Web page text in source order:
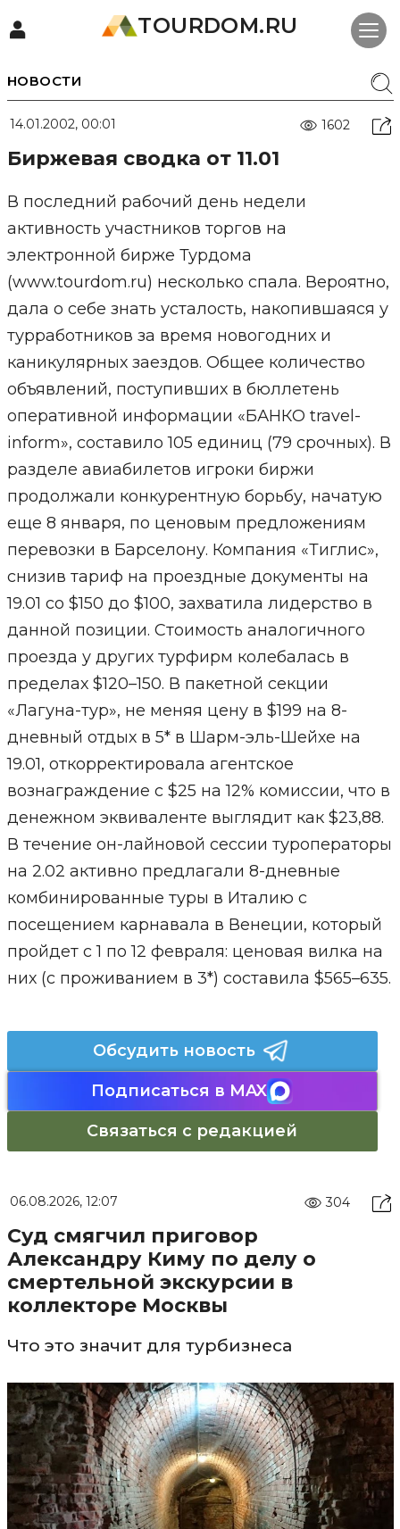
TOURDOM.RU
НОВОСТИ
14.01.2002, 00:01 1602
Биржевая сводка от 11.01
В последний рабочий день недели
активность участников торгов на
электронной бирже Турдома
(www.tourdom.ru) несколько спала. Вероятно,
дала о себе знать усталость, накопившаяся у
турработников за время новогодних и
каникулярных заездов. Общее количество
объявлений, поступивших в бюллетень
оперативной информации «БАНКО travel-
inform», составило 105 единиц (79 срочных). В
разделе авиабилетов игроки биржи
продолжали конкурентную борьбу, начатую
еще 8 января, по ценовым предложениям
перевозки в Барселону. Компания «Тиглис»,
снизив тариф на проездные документы на
19.01 со $150 до $100, захватила лидерство в
данной позиции. Стоимость аналогичного
проезда у других турфирм колебалась в
пределах $120–150. В пакетной секции
«Лагуна-тур», не меняя цену в $199 на 8-
дневный отдых в 5* в Шарм-эль-Шейхе на
19.01, откорректировала агентское
вознаграждение с $25 на 12% комиссии, что в
денежном эквиваленте выглядит как $23,88.
В течение он-лайновой сессии туроператоры
на 2.02 активно предлагали 8-дневные
комбинированные туры в Италию с
посещением карнавала в Венеции, который
пройдет с 1 по 12 февраля: ценовая вилка на
них (с проживанием в 3*) составила $565–635.
Обсудить новость
Подписаться в MAX
Связаться с редакцией
06.08.2026, 12:07 304
Суд смягчил приговор
Александру Киму по делу о
смертельной экскурсии в
коллекторе Москвы
Что это значит для турбизнеса